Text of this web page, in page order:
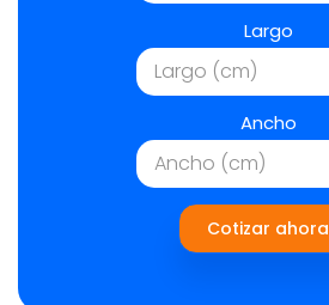
Largo
Ancho
Cotizar ahora